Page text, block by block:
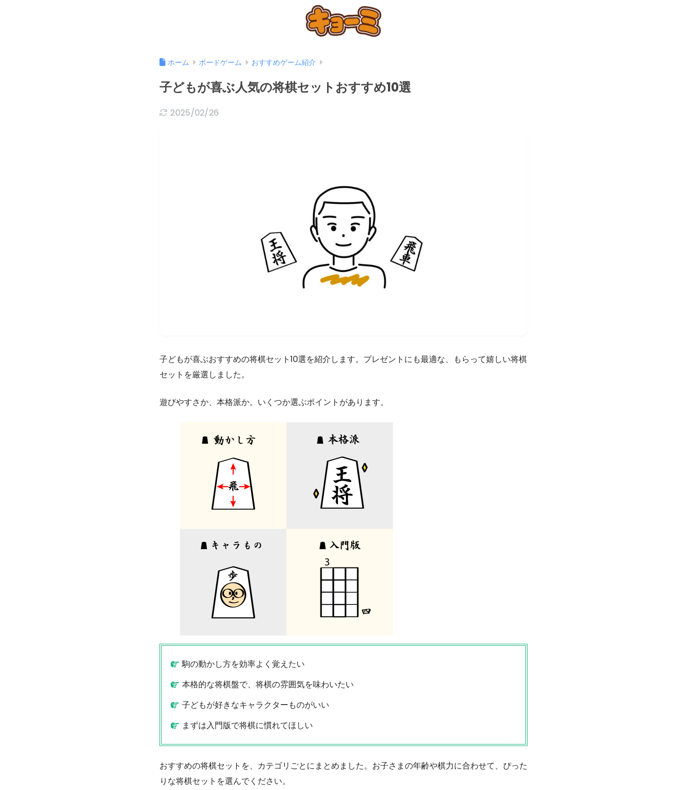
ホーム ボードゲーム おすすめゲーム紹介
子どもが喜ぶ人気の将棋セットおすすめ10選
2025/02/26
子どもが喜ぶおすすめの将棋セット10選を紹介します。プレゼントにも最適な、もらって嬉しい将棋
セットを厳選しました。
遊びやすさか、本格派か。いくつか選ぶポイントがあります。
駒の動かし方を効率よく覚えたい
本格的な将棋盤で、将棋の雰囲気を味わいたい
子どもが好きなキャラクターものがいい
まずは入門版で将棋に慣れてほしい
おすすめの将棋セットを、カテゴリごとにまとめました。お子さまの年齢や棋力に合わせて、ぴった
りな将棋セットを選んでください。